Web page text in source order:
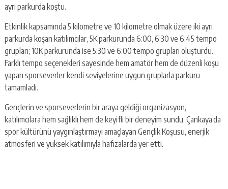
ayrı parkurda koştu.
Etkinlik kapsamında 5 kilometre ve 10 kilometre olmak üzere iki ayrı
parkurda koşan katılımcılar, 5K parkurunda 6:00, 6:30 ve 6:45 tempo
grupları; 10K parkurunda ise 5:30 ve 6:00 tempo grupları oluşturdu.
Farklı tempo seçenekleri sayesinde hem amatör hem de düzenli koşu
yapan sporseverler kendi seviyelerine uygun gruplarla parkuru
tamamladı.
Gençlerin ve sporseverlerin bir araya geldiği organizasyon,
katılımcılara hem sağlıklı hem de keyifli bir deneyim sundu. Çankaya’da
spor kültürünü yaygınlaştırmayı amaçlayan Gençlik Koşusu, enerjik
atmosferi ve yüksek katılımıyla hafızalarda yer etti.